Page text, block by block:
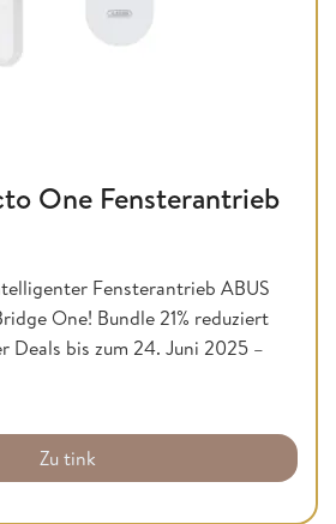
One Fensterantrieb
Fensterantrieb ABUS
One! Bundle 21% reduziert
Deals bis zum 24. Juni 2025 –
Zu tink